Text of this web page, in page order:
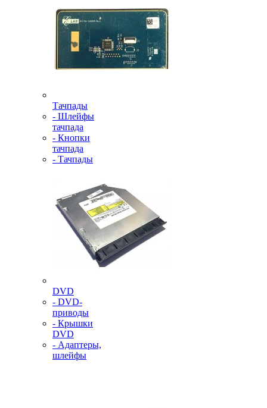
Тачпады
- Шлейфы
тачпада
- Кнопки
тачпада
- Тачпады
DVD
- DVD-
приводы
- Крышки
DVD
- Адаптеры,
шлейфы